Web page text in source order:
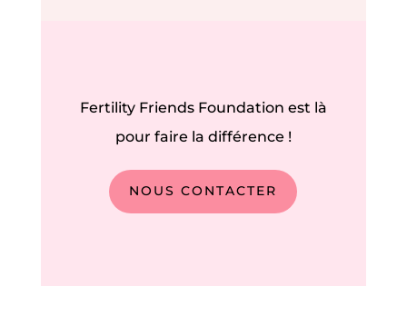
Fertility Friends Foundation est là
pour faire la différence !
NOUS CONTACTER